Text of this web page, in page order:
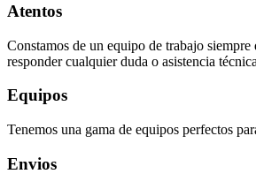
Atentos
Constamos de un equipo de trabajo siempre
responder cualquier duda o asistencia
Equipos
Tenemos una gama de equipos perfectos
Envios